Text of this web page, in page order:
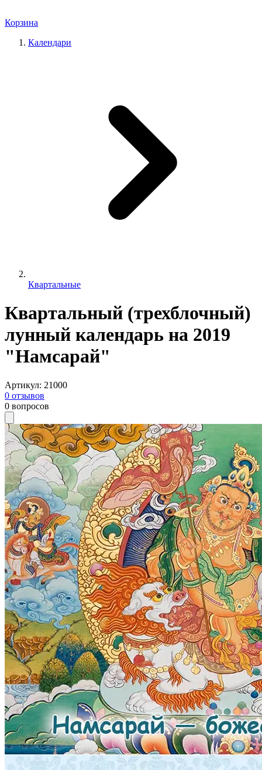
Корзина
Календари
Квартальные
Квартальный (трехблочный)
лунный календарь на 2019
"Намсарай"
Артикул: 21000
0 отзывов
0 вопросов